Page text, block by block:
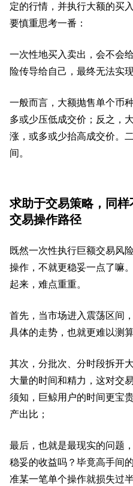
定的行情，并执行大额的买
要慎重思考一番：
一次性地买入卖出，会不会
险传导给自己，最终无法实
一般而言，大额抛售单个币
多或少压低成交价；反之，
涨，或多或少抬高成交价。
间。
求助于交易策略，同
交易操作路径
既然一次性执行巨额交易风
操作，不就更稳妥一点了嘛
起来，难点重重。
首先，当市场进入震荡区间
具体的走势，也就更难以测
其次，分批次、分时段拆开
大量的时间和精力，这对交
须知，巨鲸用户的时间更宝
产出比；
最后，也就是最现实的问题
稳妥的收益吗？毕竟高手间
准某一笔单个操作就损失过